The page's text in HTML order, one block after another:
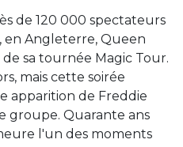
de 120 000 spectateurs
en Angleterre, Queen
sa tournée Magic Tour.
mais cette soirée
apparition de Freddie
groupe. Quarante ans
l'un des moments